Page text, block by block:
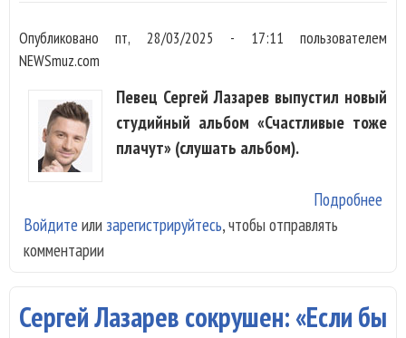
Опубликованопт, 28/03/2025 - 17:11 пользователем
NEWSmuz.com
Певец Сергей Лазарев выпустил новый
студийный альбом «Счастливые тоже
плачут» (слушать альбом).
Подробнее
Войдите или зарегистрируйтесь, чтобы отправлять
комментарии
Сергей Лазарев сокрушен: «Если бы